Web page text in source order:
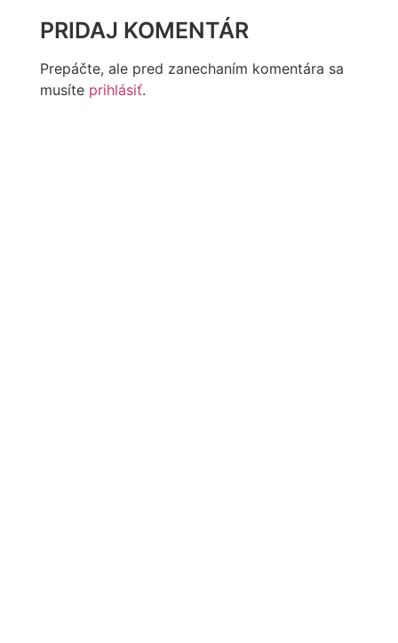
PRIDAJ KOMENTÁR
Prepáčte, ale pred zanechaním komentára sa
musíte prihlásiť.